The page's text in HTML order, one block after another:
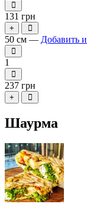
131 грн
+
50 см — Добавить
1
237 грн
+
Шаурма